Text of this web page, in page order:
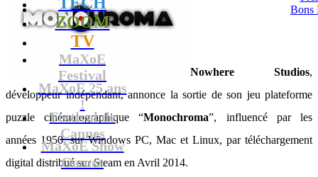
ZOOM
TV
MaXoE
Festival
MaXoE 25 ans
!
Festival de
Cannes
MaXoE Show
Games
Bons
Nowhere Studios,
développeur indépendant, annonce la sortie de son jeu plateforme
puzzle cinématographique “Monochroma”, influencé par les
années 1950, sur Windows PC, Mac et Linux, par téléchargement
digital distribué sur Steam en Avril 2014.